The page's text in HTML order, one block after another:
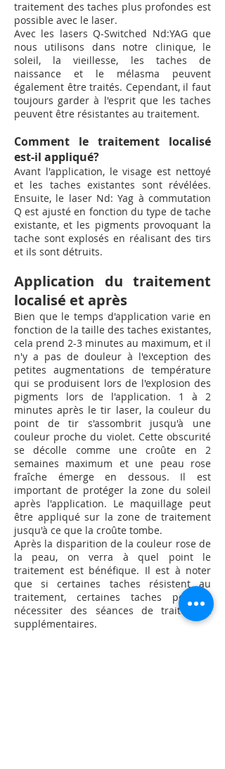
traitement des taches plus profondes est
possible avec le laser.
Avec les lasers Q-Switched Nd:YAG que
nous utilisons dans notre clinique, le
soleil, la vieillesse, les taches de
naissance et le mélasma peuvent
également être traités. Cependant, il faut
toujours garder à l'esprit que les taches
peuvent être résistantes au traitement.
Comment le traitement localisé
est-il appliqué?
Avant l'application, le visage est nettoyé
et les taches existantes sont révélées.
Ensuite, le laser Nd: Yag à commutation
Q est ajusté en fonction du type de tache
existante, et les pigments provoquant la
tache sont explosés en réalisant des tirs
et ils sont détruits.
Application du traitement
localisé et après
Bien que le temps d'application varie en
fonction de la taille des taches existantes,
cela prend 2-3 minutes au maximum, et il
n'y a pas de douleur à l'exception des
petites augmentations de température
qui se produisent lors de l'explosion des
pigments lors de l'application. 1 à 2
minutes après le tir laser, la couleur du
point de tir s'assombrit jusqu'à une
couleur proche du violet. Cette obscurité
se décolle comme une croûte en 2
semaines maximum et une peau rose
fraîche émerge en dessous. Il est
important de protéger la zone du soleil
après l'application. Le maquillage peut
être appliqué sur la zone de traitement
jusqu'à ce que la croûte tombe.
Après la disparition de la couleur rose de
la peau, on verra à quel point le
traitement est bénéfique. Il est à noter
que si certaines taches résistent au
traitement, certaines taches peuvent
nécessiter des séances de traitement
supplémentaires.